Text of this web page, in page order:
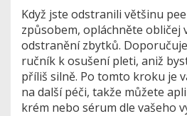
Když jste odstranili většinu
způsobem, opláchněte obličej
odstranění zbytků.
ručník k osušení pleti, aniž
příliš silně. Po tomto kroku je
na další péči, takže můžete
krém nebo sérum dle vašeho